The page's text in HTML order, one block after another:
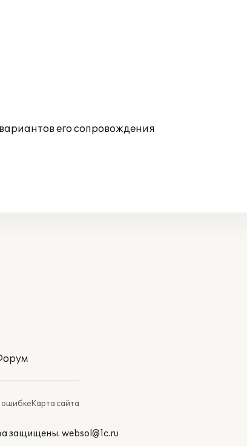
его сопровождения
Карта сайта
защищены. websol@1c.ru